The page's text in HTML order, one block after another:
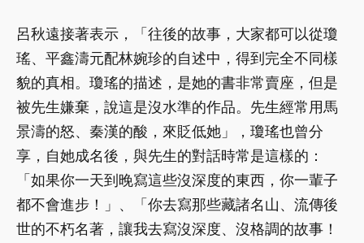
呂秋遠接著表示，「往後的故事，大家都可以從瓊
瑤、平鑫濤元配林婉珍的自述中，得到完全不同樣
貌的真相。瓊瑤的描述，是她的書非常賣座，但是
被先生嫌棄，說這是沒水準的作品。先生經常用馬
景濤的怒、秦漢的酸，來貶低她」，瓊瑤也曾分
享，自她成名後，與先生的對話時常是這樣的：
「如果你一天到晚寫這些沒深度的東西，你一輩子
都不會進步！」、「你去寫那些藏諸名山、流傳後
世的不朽名著，讓我去寫沒深度、沒格調的故事！